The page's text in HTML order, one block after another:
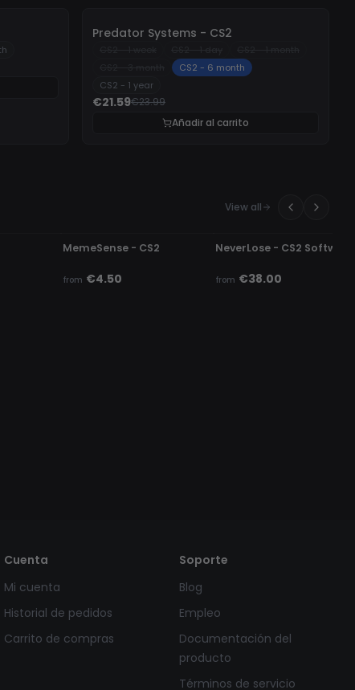
10%
Predator Systems - CS2
CS2 - 6 month
CS2 - 1 year
€21.59€23.99
Añadir al carrito
View all
MemeSense - CS2
from €4.50
NeverLose - CS2
from €38.00
Cuenta
Mi cuenta
Historial de pedidos
Carrito de compras
Soporte
Blog
Empleo
Documentación del
producto
Términos de servicio